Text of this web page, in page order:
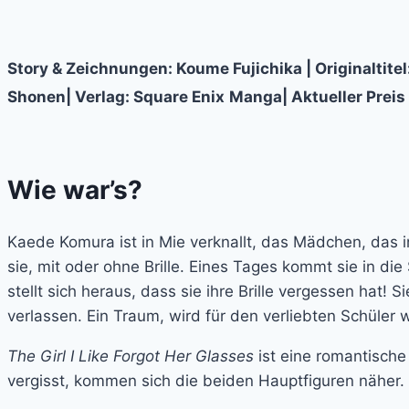
Story & Zeichnungen: Koume Fujichika |
Shonen| Verlag: Square Enix Manga| Aktueller Preis
Wie war’s?
Kaede Komura ist in Mie verknallt, das Mädchen,
sie, mit oder ohne Brille. Eines Tages kommt sie in
stellt sich heraus, dass sie ihre Brille vergessen hat!
verlassen. Ein Traum, wird für den verliebten Schüler
The Girl I Like Forgot Her Glasses ist eine
vergisst, kommen sich die beiden Hauptfiguren näher.